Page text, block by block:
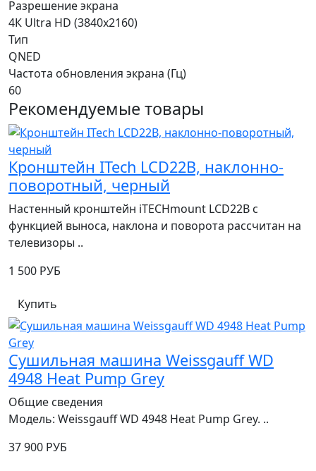
Разрешение экрана
4К Ultra HD (3840x2160)
Тип
QNED
Частота обновления экрана (Гц)
60
Рекомендуемые товары
Кронштейн ITech LCD22B, наклонно-
поворотный, черный
Настенный кронштейн iTECHmount LCD22B с
функцией выноса, наклона и поворота рассчитан на
телевизоры ..
1 500 РУБ
Купить
Сушильная машина Weissgauff WD
4948 Heat Pump Grey
Общие сведения
Модель: Weissgauff WD 4948 Heat Pump Grey. ..
37 900 РУБ